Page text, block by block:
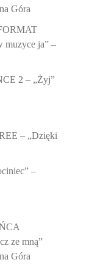
Góra
muzyce ja” –
2 – „Żyj”
– „Dzięki
–
ze mną”
Góra